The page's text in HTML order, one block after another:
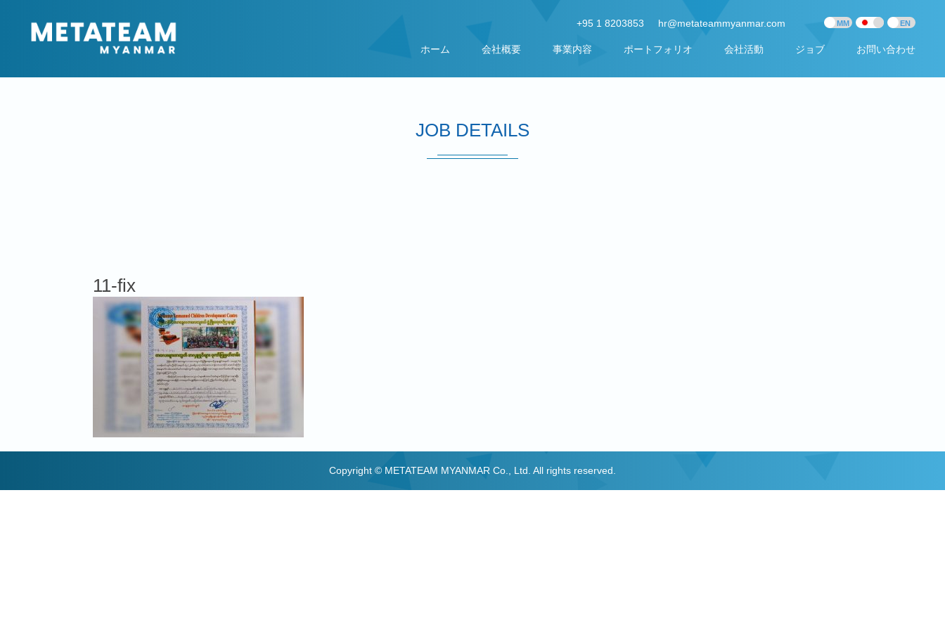
+95 1 8203853 hr@metateammyanmar.com
ホーム 会社概要 事業内容 ポートフォリオ 会社活動 ジョブ お問い合わせ
JOB DETAILS
11-fix
Copyright © METATEAM MYANMAR Co., Ltd. All rights reserved.